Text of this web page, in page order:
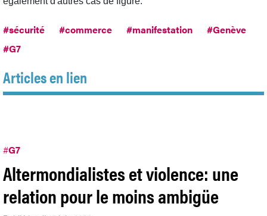
#sécurité #commerce #manifestation
#Genève
#G7
Articles en lien
#G7
Altermondialistes et violence: une
relation pour le moins ambigüe